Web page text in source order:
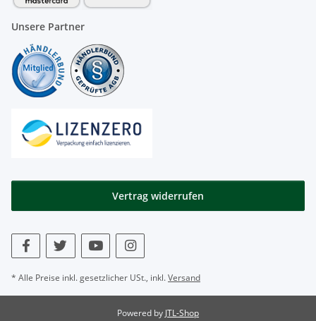
Unsere Partner
Vertrag widerrufen
* Alle Preise inkl. gesetzlicher USt., inkl.Versand
Powered by JTL-Shop